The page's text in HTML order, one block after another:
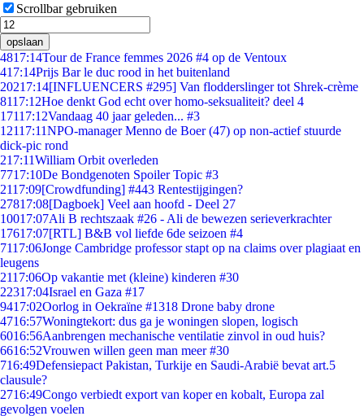
Scrollbar gebruiken
opslaan
4817:14Tour de France femmes 2026 #4 op de Ventoux
417:14Prijs Bar le duc rood in het buitenland
20217:14[INFLUENCERS #295] Van flodderslinger tot Shrek-crème
8117:12Hoe denkt God echt over homo-seksualiteit? deel 4
17117:12Vandaag 40 jaar geleden... #3
12117:11NPO-manager Menno de Boer (47) op non-actief stuurde
dick-pic rond
217:11William Orbit overleden
7717:10De Bondgenoten Spoiler Topic #3
2117:09[Crowdfunding] #443 Rentestijgingen?
27817:08[Dagboek] Veel aan hoofd - Deel 27
10017:07Ali B rechtszaak #26 - Ali de bewezen serieverkrachter
17617:07[RTL] B&B vol liefde 6de seizoen #4
7117:06Jonge Cambridge professor stapt op na claims over plagiaat en
leugens
2117:06Op vakantie met (kleine) kinderen #30
22317:04Israel en Gaza #17
9417:02Oorlog in Oekraïne #1318 Drone baby drone
4716:57Woningtekort: dus ga je woningen slopen, logisch
6016:56Aanbrengen mechanische ventilatie zinvol in oud huis?
6616:52Vrouwen willen geen man meer #30
716:49Defensiepact Pakistan, Turkije en Saudi-Arabië bevat art.5
clausule?
2716:49Congo verbiedt export van koper en kobalt, Europa zal
gevolgen voelen